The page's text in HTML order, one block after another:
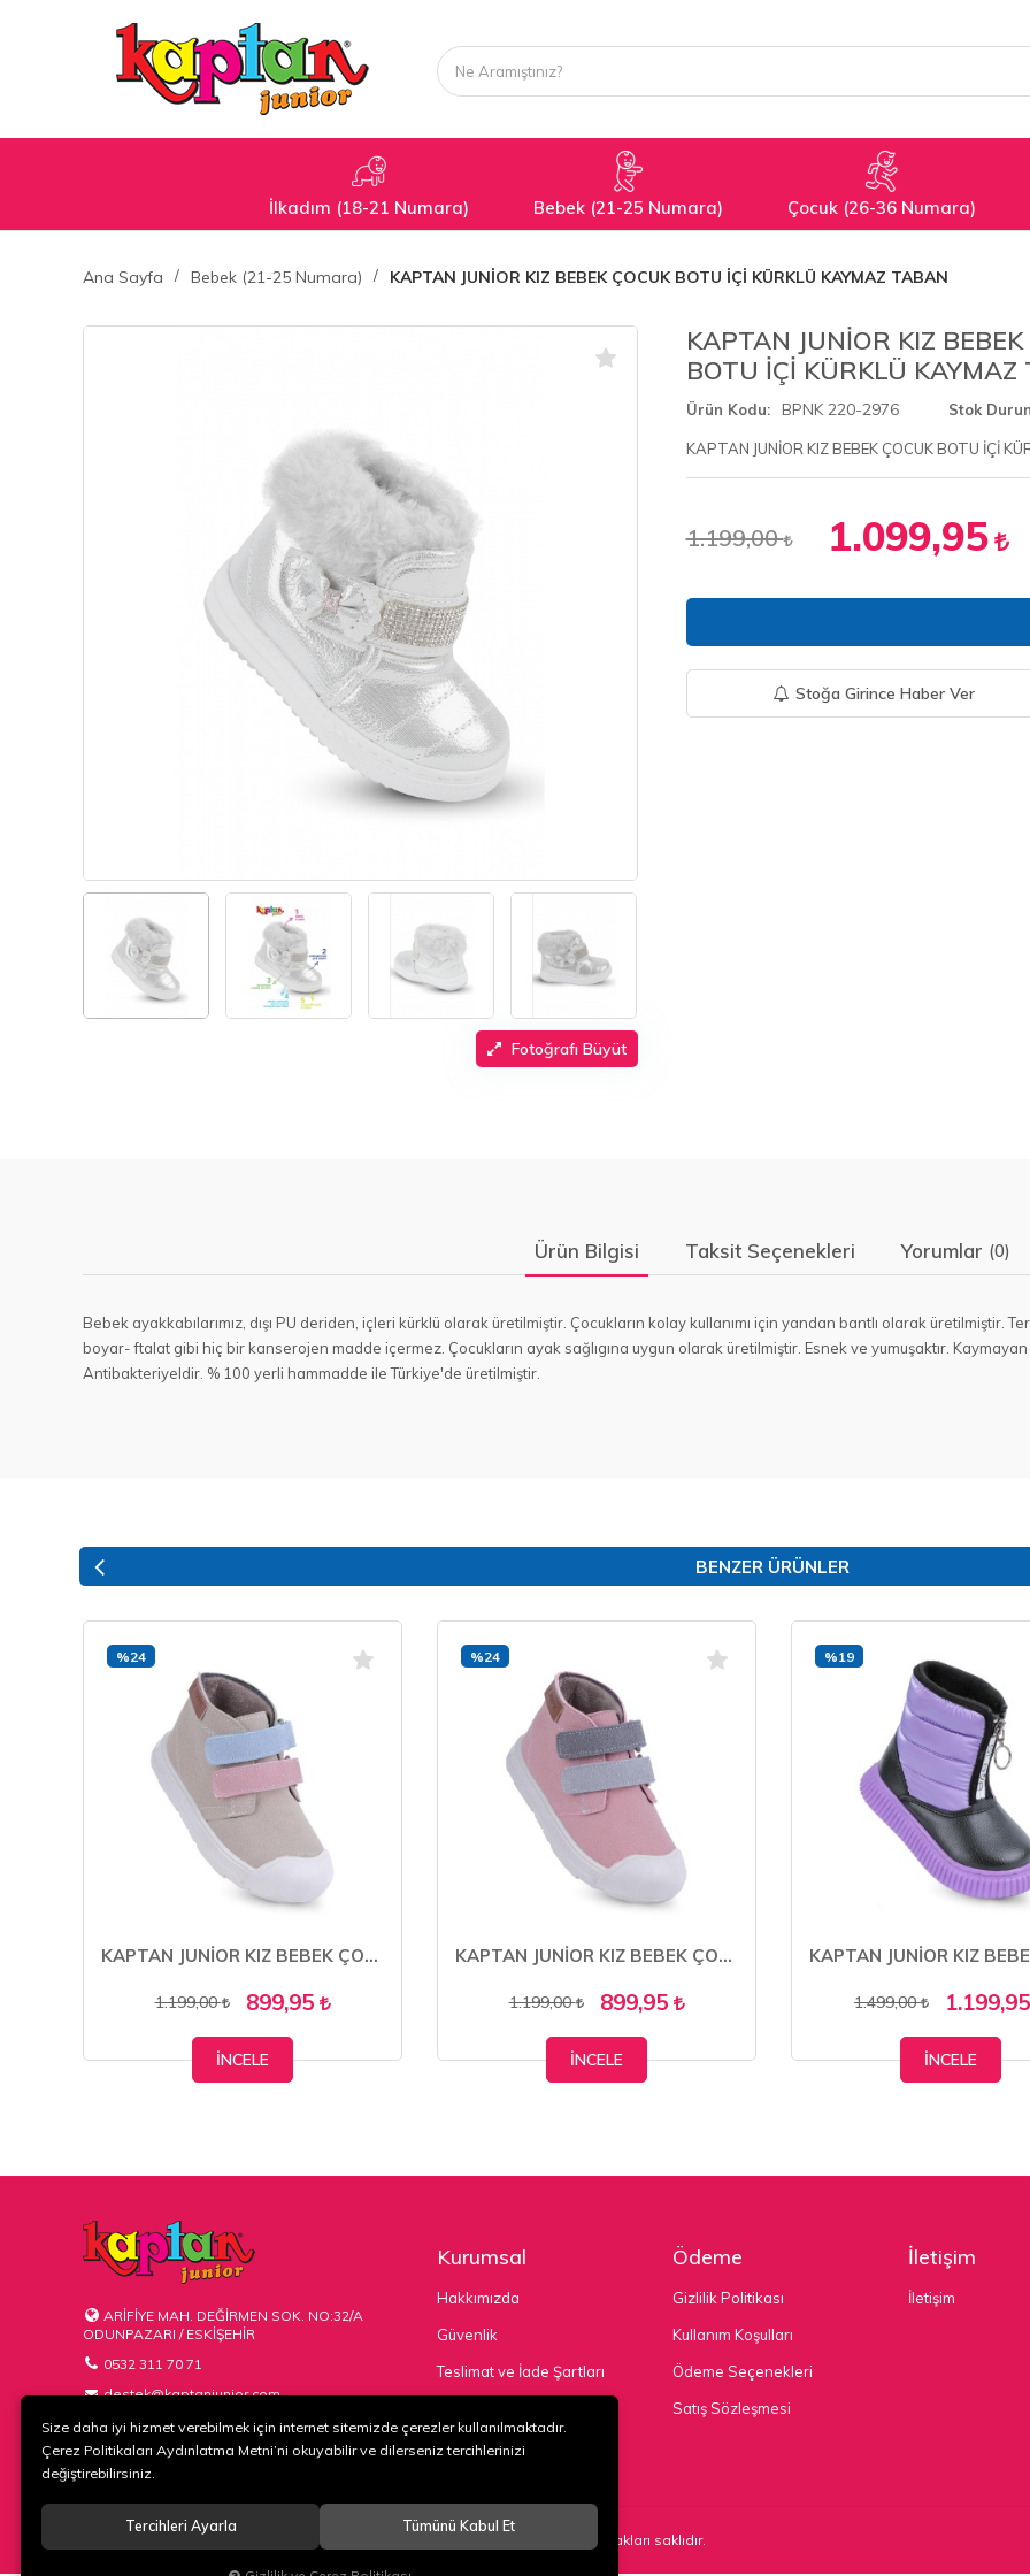
İlkadım (18-21 Numara) Bebek (21-25 Numara) Çocuk (26-36 Numara)
Ana Sayfa Bebek (21-25 Numara) KAPTAN JUNİOR KIZ BEBEK ÇOCUK BOTU İÇİ KÜRKLÜ KAYMAZ TABAN
Fotoğrafı Büyüt
KAPTAN JUNİOR KIZ
BOTU İÇİ KÜRKLÜ KAYMAZ
Ürün Kodu BPNK 220-2976 Stok
KAPTAN JUNİOR KIZ BEBEK ÇOCUK BOTU İÇİ
1.199,00 1.099,95
Stoğa Girince Haber Ver
Ürün Bilgisi Taksit Seçenekleri Yorumlar (0)
Bebek ayakkabılarımız, dışı PU deriden, içleri kürklü olarak üretilmiştir. Çocukların kolay kullanımı için yandan bantlı olarak üretilmiştir.
boyar- ftalat gibi hiç bir kanserojen madde içermez. Çocukların ayak sağlıgına uygun olarak üretilmiştir. Esnek ve yumuşaktır.
Antibakteriyeldir. % 100 yerli hammadde ile Türkiye'de üretilmiştir.
BENZER ÜRÜNLER
KAPTAN JUNİOR KIZ BEBEK ÇOCUK BOTU ORTOPEDİK İLKADIM KAYMAZ TABAN BMLK 550
1.199,00 899,95
%24
İNCELE
KAPTAN JUNİOR KIZ BEBEK ÇOCUK BOTU ORTOPEDİK İLKADIM KAYMAZ TABAN BMLK 550
1.199,00 899,95
%24
İNCELE
1.499,00 1.199,95
%19
İNCELE
ARİFİYE MAH. DEĞİRMEN SOK. NO:32/A
ODUNPAZARI / ESKİŞEHİR
0532 311 70 71
destek@kaptanjunior.com
Kurumsal
Hakkımızda
Güvenlik
Teslimat ve İade Şartları
Ödeme
Gizlilik Politikası
Kullanım Koşulları
Ödeme Seçenekleri
Satış Sözleşmesi
İletişim
İletişim
KAPTAN KUNDURA DERİ MAMÜLLERİ KONF. TİC. VE SAN. LTD. ŞTİ . Tüm hakları saklıdır.
Size daha iyi hizmet verebilmek için internet sitemizde çerezler kullanılmaktadır.
Çerez Politikaları Aydınlatma Metni’ni okuyabilir ve dilerseniz tercihlerinizi
değiştirebilirsiniz.
Tercihleri Ayarla Tümünü Kabul Et